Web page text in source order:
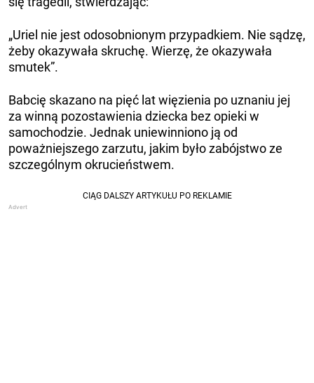
„Uriel nie jest odosobnionym przypadkiem. Nie sądzę,
żeby okazywała skruchę. Wierzę, że okazywała
smutek”.
Babcię skazano na pięć lat więzienia po uznaniu jej
za winną pozostawienia dziecka bez opieki w
samochodzie. Jednak uniewinniono ją od
poważniejszego zarzutu, jakim było zabójstwo ze
szczególnym okrucieństwem.